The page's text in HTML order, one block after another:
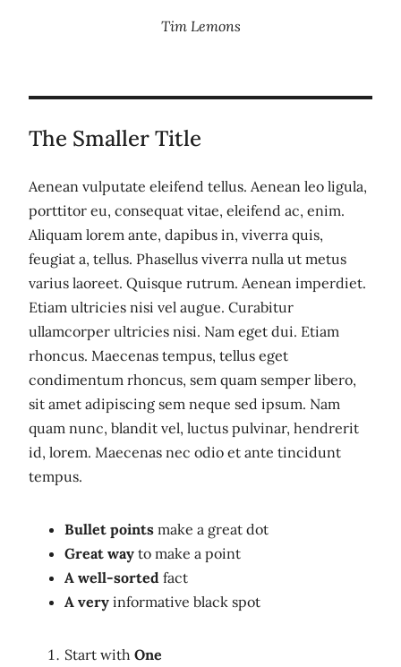
Tim Lemons
The Smaller Title
Aenean vulputate eleifend tellus. Aenean leo ligula,
porttitor eu, consequat vitae, eleifend ac, enim.
Aliquam lorem ante, dapibus in, viverra quis,
feugiat a, tellus. Phasellus viverra nulla ut metus
varius laoreet. Quisque rutrum. Aenean imperdiet.
Etiam ultricies nisi vel augue. Curabitur
ullamcorper ultricies nisi. Nam eget dui. Etiam
rhoncus. Maecenas tempus, tellus eget
condimentum rhoncus, sem quam semper libero,
sit amet adipiscing sem neque sed ipsum. Nam
quam nunc, blandit vel, luctus pulvinar, hendrerit
id, lorem. Maecenas nec odio et ante tincidunt
tempus.
Bullet points make a great dot
Great way to make a point
A well-sorted fact
A very informative black spot
Start with One